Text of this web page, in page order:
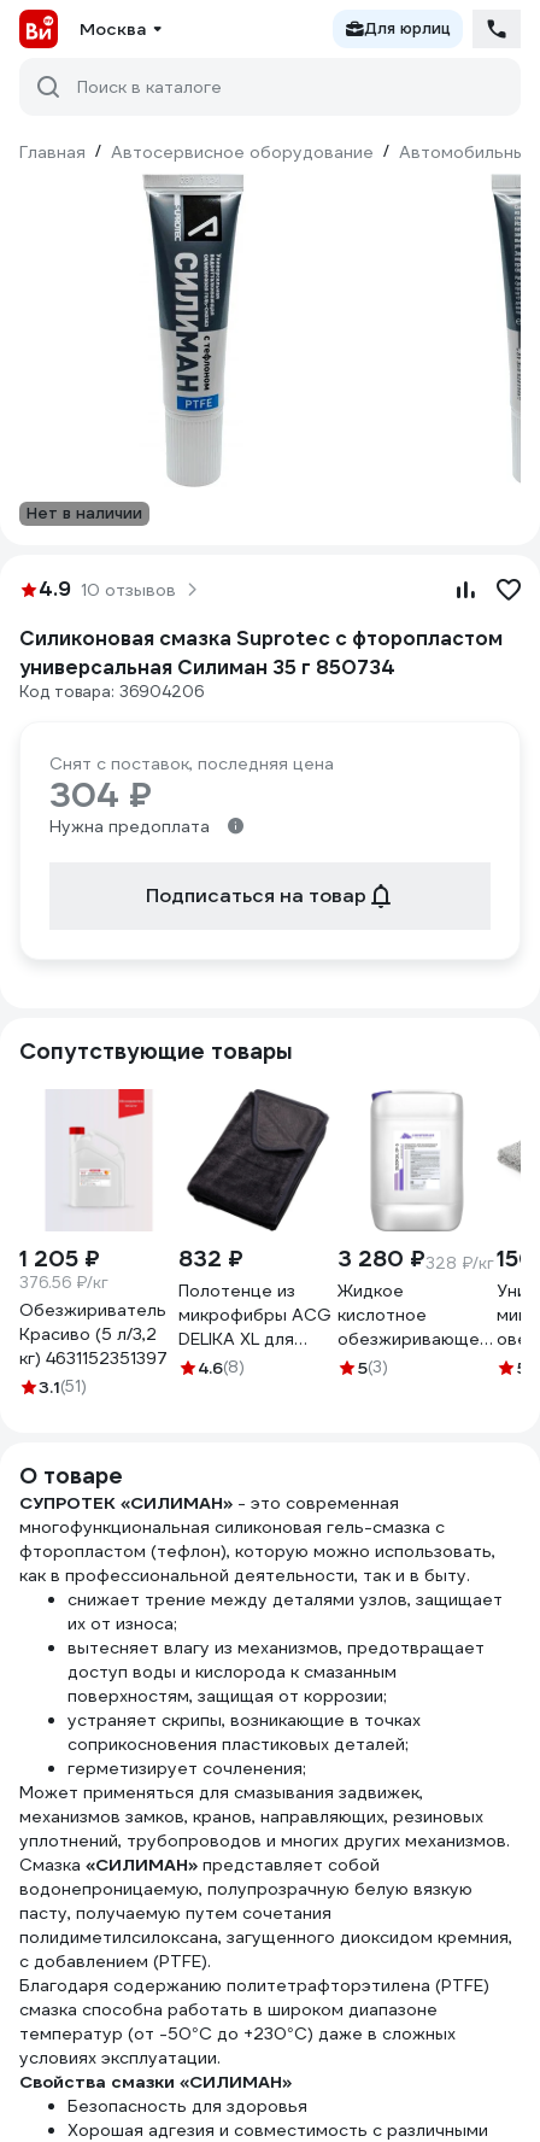
Москва Для юрлиц
Поиск в каталоге
Главная / Автосервисное оборудование / Автомобильные
Нет в наличии
4.9 10 отзывов
Силиконовая смазка Suprotec с фторопластом
универсальная Силиман 35 г 850734
Код товара: 36904206
Снят с поставок, последняя цена
304 ₽
Нужна предоплата
Подписаться на товар
Сопутствующие товары
1 205 ₽
376.56 ₽/кг
Обезжириватель
Красиво (5 л/3,2
кг) 4631152351397
3.1(51)
832 ₽
Полотенце из
микрофибры ACG
DELIKA XL для
деликатной сушки
4.6(8)
3 280 ₽328 ₽/кг
Жидкое
кислотное
обезжиривающее
и железо
5(3) 5
О товаре
СУПРОТЕК «СИЛИМАН» - это современная
многофункциональная силиконовая гель-смазка с
фторопластом (тефлон), которую можно использовать,
как в профессиональной деятельности, так и в быту.
снижает трение между деталями узлов, защищает
их от износа;
вытесняет влагу из механизмов, предотвращает
доступ воды и кислорода к смазанным
поверхностям, защищая от коррозии;
устраняет скрипы, возникающие в точках
соприкосновения пластиковых деталей;
герметизирует сочленения;
Может применяться для смазывания задвижек,
механизмов замков, кранов, направляющих, резиновых
уплотнений, трубопроводов и многих других механизмов.
Смазка «СИЛИМАН» представляет собой
водонепроницаемую, полупрозрачную белую вязкую
пасту, получаемую путем сочетания
полидиметилсилоксана, загущенного диоксидом кремния,
с добавлением (PTFE).
Благодаря содержанию политетрафторэтилена (PTFE)
смазка способна работать в широком диапазоне
температур (от -50°С до +230°С) даже в сложных
условиях эксплуатации.
Свойства смазки «СИЛИМАН»
Безопасность для здоровья
Хорошая адгезия и совместимость с различными